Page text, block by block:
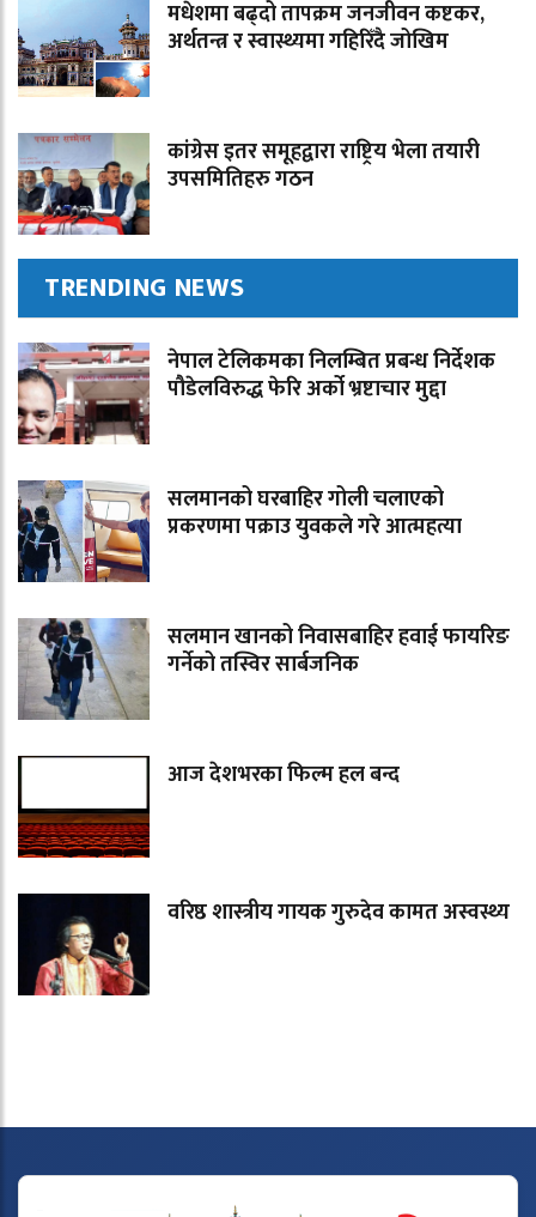
मधेशमा बढ्दो तापक्रम जनजीवन कष्टकर,
अर्थतन्त्र र स्वास्थ्यमा गहिरिँदै जोखिम
कांग्रेस इतर समूहद्वारा राष्ट्रिय भेला तयारी
उपसमितिहरु गठन
TRENDING NEWS
नेपाल टेलिकमका निलम्बित प्रबन्ध निर्देशक
पौडेलविरुद्ध फेरि अर्को भ्रष्टाचार मुद्दा
सलमानको घरबाहिर गोली चलाएको
प्रकरणमा पक्राउ युवकले गरे आत्महत्या
सलमान खानको निवासबाहिर हवाई फायरिङ
गर्नेको तस्विर सार्बजनिक
आज देशभरका फिल्म हल बन्द
वरिष्ठ शास्त्रीय गायक गुरुदेव कामत अस्वस्थ्य